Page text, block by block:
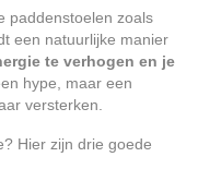
paddenstoelen zoals
een natuurlijke manier
te verhogen en je
hype, maar een
versterken.
Hier zijn drie goede